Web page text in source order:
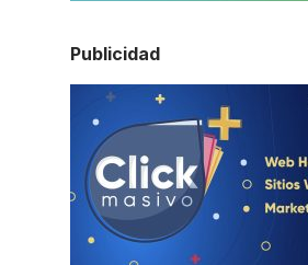
Publicidad